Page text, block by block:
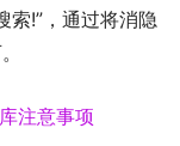
索!”，通过将消隐
注意事项